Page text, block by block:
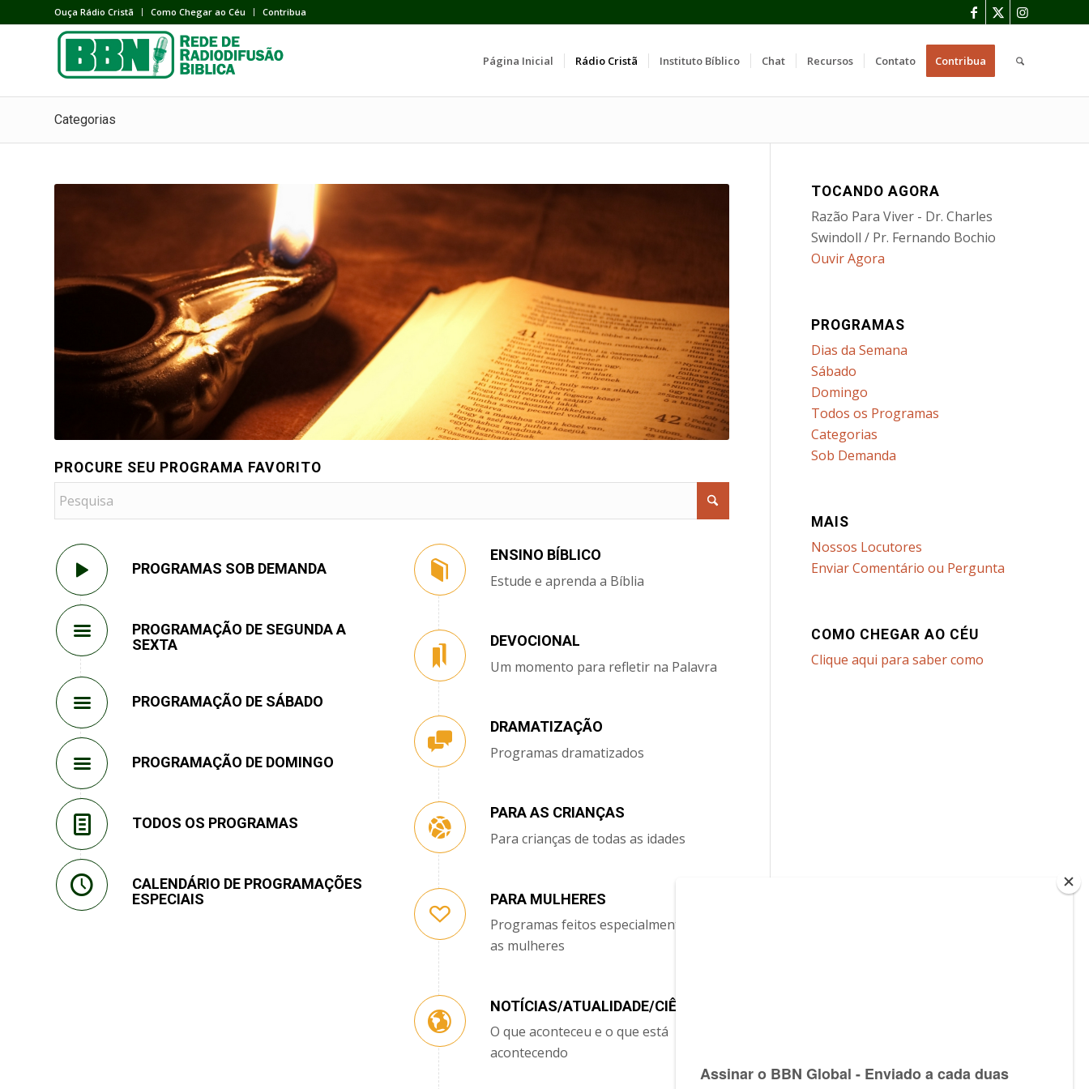
Ouça Rádio Cristã Como Chegar ao Céu Contribua
Página Inicial Rádio Cristã Instituto Bíblico Chat Recursos Contato Contribua
Categorias
PROCURE SEU PROGRAMA FAVORITO
PROGRAMAS SOB DEMANDA
PROGRAMAÇÃO DE SEGUNDA A
SEXTA
PROGRAMAÇÃO DE SÁBADO
PROGRAMAÇÃO DE DOMINGO
TODOS OS PROGRAMAS
CALENDÁRIO DE PROGRAMAÇÕES
ESPECIAIS
ENSINO BÍBLICO
Estude e aprenda a Bíblia
DEVOCIONAL
Um momento para refletir na Palavra
DRAMATIZAÇÃO
Programas dramatizados
PARA AS CRIANÇAS
Para crianças de todas as idades
PARA MULHERES
Programas feitos especialmente para
as mulheres
NOTÍCIAS/ATUALIDADE/CIÊNCIA
O que aconteceu e o que está
acontecendo
TOCANDO AGORA
Razão Para Viver - Dr. Charles
Swindoll / Pr. Fernando Bochio
Ouvir Agora
PROGRAMAS
Dias da Semana
Sábado
Domingo
Todos os Programas
Categorias
Sob Demanda
MAIS
Nossos Locutores
Enviar Comentário ou Pergunta
COMO CHEGAR AO CÉU
Clique aqui para saber como